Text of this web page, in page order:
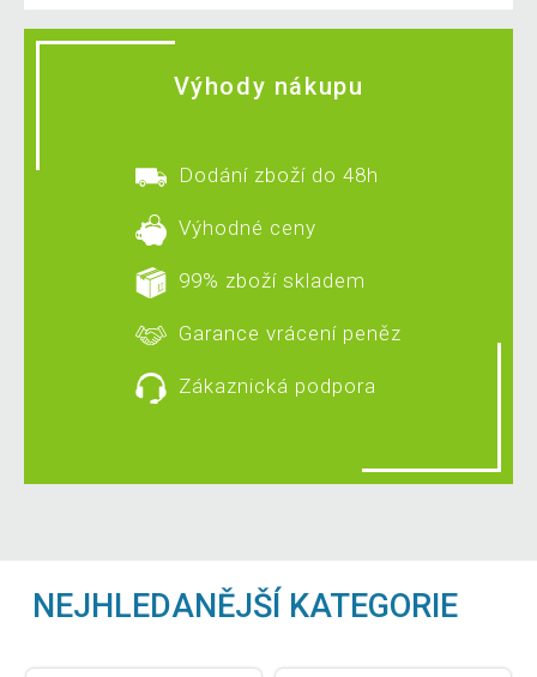
Výhody nákupu
Dodání zboží do 48h
Výhodné ceny
99% zboží skladem
Garance vrácení peněz
Zákaznická podpora
NEJHLEDANĚJŠÍ KATEGORIE